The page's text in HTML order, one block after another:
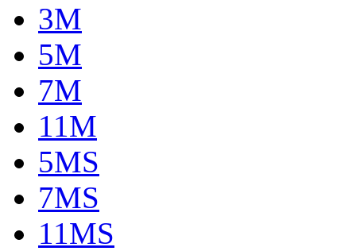
3M
5M
7M
11M
5MS
7MS
11MS